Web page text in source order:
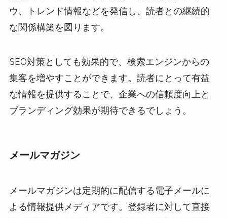
ウ、トレンド情報などを発信し、読者との継続的
な関係構築を図ります。
SEO対策としても効果的で、検索エンジンからの
集客を増やすことができます。読者にとって有益
な情報を提供することで、企業への信頼度向上と
ブランディング効果が期待できるでしょう。
メールマガジン
メールマガジンは定期的に配信する電子メールに
よる情報提供メディアです。登録者に対して直接